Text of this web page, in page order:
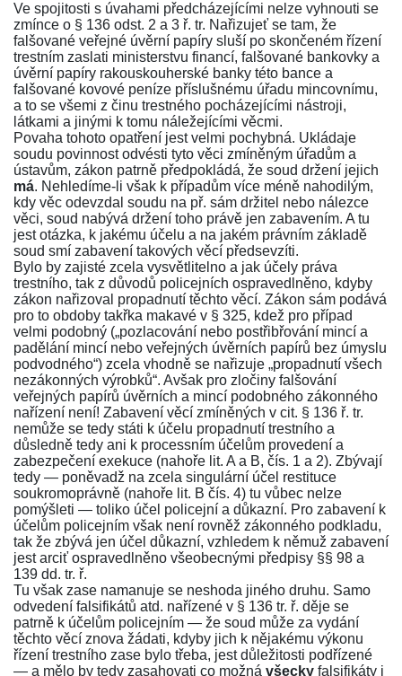
Ve spojitosti s úvahami předcházejícími nelze vyhnouti se
zmínce o § 136 odst. 2 a 3 ř. tr. Nařizujeť se tam, že
falšované veřejné úvěrní papíry sluší po skončeném řízení
trestním zaslati ministerstvu financí, falšované bankovky a
úvěrní papíry rakouskouherské banky této bance a
falšované kovové peníze příslušnému úřadu mincovnímu,
a to se všemi z činu trestného pocházejícími nástroji,
látkami a jinými k tomu náležejícími věcmi.
Povaha tohoto opatření jest velmi pochybná. Ukládaje
soudu povinnost odvésti tyto věci zmíněným úřadům a
ústavům, zákon patrně předpokládá, že soud držení jejich
má. Nehledíme-li však k případům více méně nahodilým,
kdy věc odevzdal soudu na př. sám držitel nebo nálezce
věci, soud nabývá držení toho právě jen zabavením. A tu
jest otázka, k jakému účelu a na jakém právním základě
soud smí zabavení takových věcí předsevzíti.
Bylo by zajisté zcela vysvětlitelno a jak účely práva
trestního, tak z důvodů policejních ospravedlněno, kdyby
zákon nařizoval propadnutí těchto věcí. Zákon sám podává
pro to obdoby takřka makavé v § 325, kdež pro případ
velmi podobný („pozlacování nebo postřibřování mincí a
padělání mincí nebo veřejných úvěrních papírů bez úmyslu
podvodného“) zcela vhodně se nařizuje „propadnutí všech
nezákonných výrobků“. Avšak pro zločiny falšování
veřejných papírů úvěrních a mincí podobného zákonného
nařízení není! Zabavení věcí zmíněných v cit. § 136 ř. tr.
nemůže se tedy státi k účelu propadnutí trestního a
důsledně tedy ani k processním účelům provedení a
zabezpečení exekuce (nahoře lit. A a B, čís. 1 a 2). Zbývají
tedy — poněvadž na zcela singulární účel restituce
soukromoprávně (nahoře lit. B čís. 4) tu vůbec nelze
pomýšleti — toliko účel policejní a důkazní. Pro zabavení k
účelům policejním však není rovněž zákonného podkladu,
tak že zbývá jen účel důkazní, vzhledem k němuž zabavení
jest arciť ospravedlněno všeobecnými předpisy §§ 98 a
139 dd. tr. ř.
Tu však zase namanuje se neshoda jiného druhu. Samo
odvedení falsifikátů atd. nařízené v § 136 tr. ř. děje se
patrně k účelům policejním — že soud může za vydání
těchto věcí znova žádati, kdyby jich k nějakému výkonu
řízení trestního zase bylo třeba, jest důležitosti podřízené
— a mělo by tedy zasahovati co možná všecky falsifikáty i